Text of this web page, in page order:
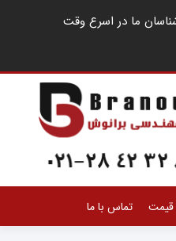
اجتماعی مانند واتساپ به شماره ۰۹۰۲۴۵۱۳۲۸۶ ارسال فرمایید .‌تا کارشناسان ما در اسرع وقت
تماس با ما